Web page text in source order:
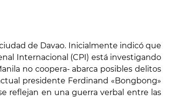
de Davao. Inicialmente indicó que
Internacional (CPI) está investigando
no coopera- abarca posibles delitos
presidente Ferdinand «Bongbong»
reflejan en una guerra verbal entre las